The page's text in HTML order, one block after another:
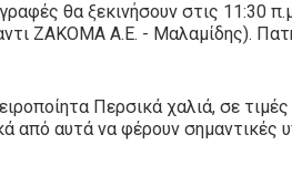
θα ξεκινήσουν στις 11:30
ΖΑΚΟΜΑ Α.Ε. - Μαλαμίδης).
Περσικά χαλιά, σε
από αυτά να φέρουν σημαντικές